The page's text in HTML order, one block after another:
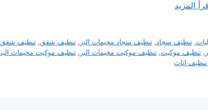
اقرأ المزيد
,تنظيف سجاد,تنظيف سجاد مخيمات البر ,تنظيف شقق,تنظيف شقق
, تنظيف موكيت, تنظيف موكيت مخيمات البر , تنظيف موكيت مخيمات البر
اثاث